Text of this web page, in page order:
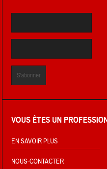
VOUS ÊTES UN
EN SAVOIR PLUS
NOUS-CONTACTER